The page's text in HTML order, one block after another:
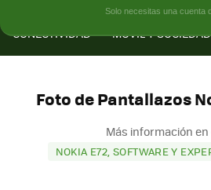
CONECTIVIDAD MÓVIL Y SOCIEDAD
Foto de Pantallazos
Más información
NOKIA E72, SOFTWARE Y
Solo necesitas una cuenta